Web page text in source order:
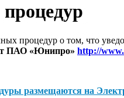
процедур о том, что
ПАО «Юнипро» http://
размещаются на